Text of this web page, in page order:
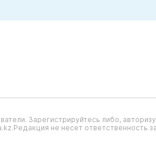
Зарегистрируйтесь либо,
не несет ответственность